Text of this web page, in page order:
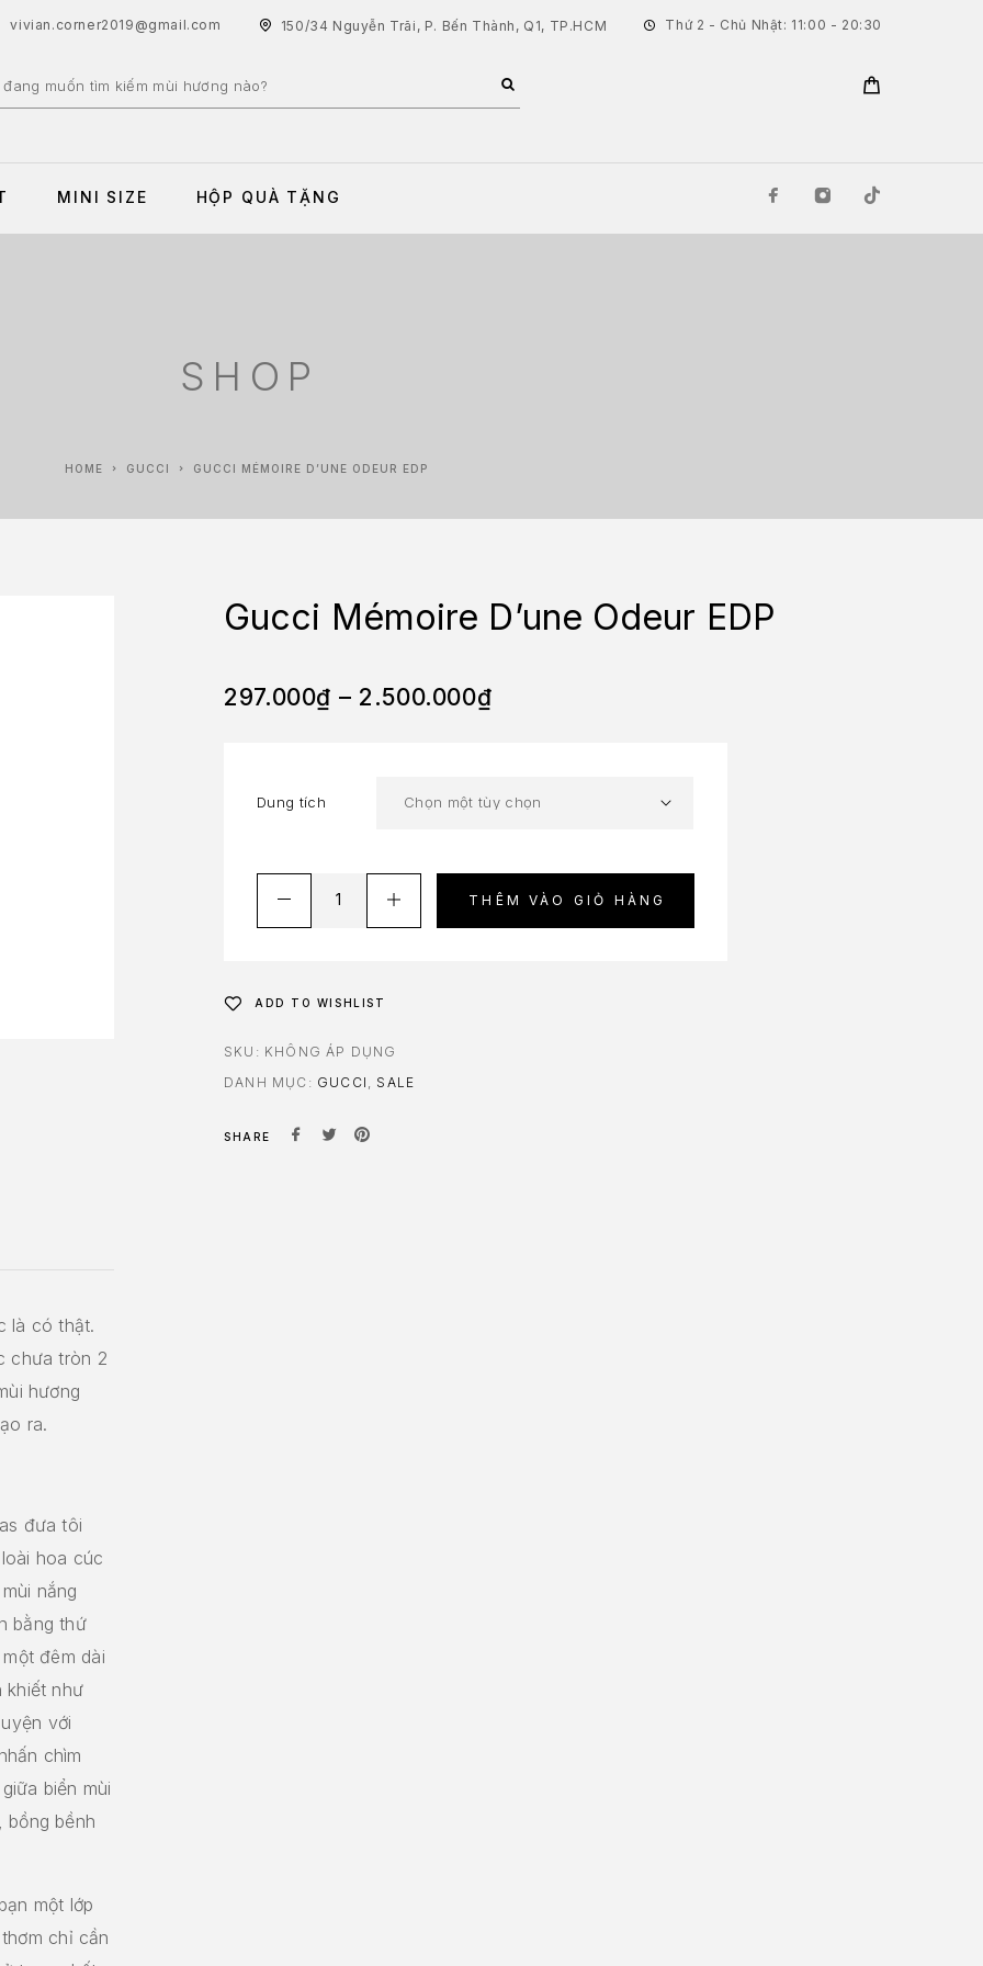
vivian.corner2019@gmail.com 150/34 Nguyễn Trãi, P. Bến Thành, Q1, TP.HCM Thứ 2 - Chủ Nhật: 11:00 - 20:30
MINI SIZE HỘP QUÀ TẶNG
SHOP
HOME GUCCI GUCCI MÉMOIRE D’UNE ODEUR EDP
là có thật.
chưa tròn 2
hương
ra.
đưa tôi
hoa cúc
nắng
bằng thứ
đêm dài
khiết như
với
chìm
biển mùi
bồng bềnh
một lớp
chỉ cần
Gucci Mémoire D’une Odeur EDP
297.000₫ – 2.500.000₫
Dung tích
THÊM VÀO GIỎ HÀNG
ADD TO WISHLIST
SKU: KHÔNG ÁP DỤNG
DANH MỤC: GUCCI SALE
SHARE